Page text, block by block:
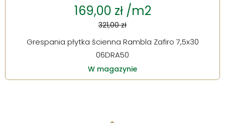
169,00 zł /m2
321,00 zł
Grespania płytka ścienna Rambla Zafiro 7,5x30
06DRA50
W magazynie